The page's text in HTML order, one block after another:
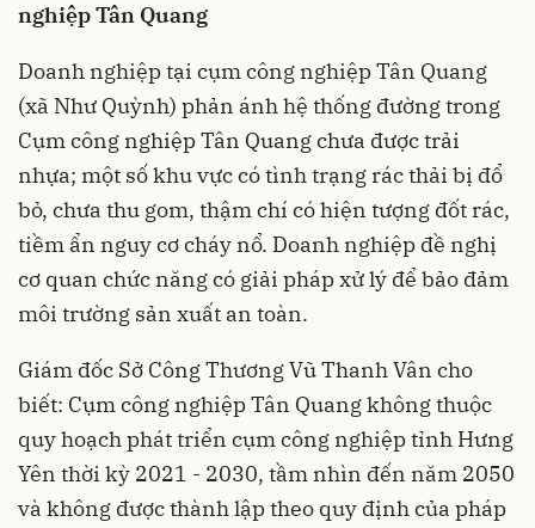
nghiệp Tân Quang
Doanh nghiệp tại cụm công nghiệp Tân Quang
(xã Như Quỳnh) phản ánh hệ thống đường trong
Cụm công nghiệp Tân Quang chưa được trải
nhựa; một số khu vực có tình trạng rác thải bị đổ
bỏ, chưa thu gom, thậm chí có hiện tượng đốt rác,
tiềm ẩn nguy cơ cháy nổ. Doanh nghiệp đề nghị
cơ quan chức năng có giải pháp xử lý để bảo đảm
môi trường sản xuất an toàn.
Giám đốc Sở Công Thương Vũ Thanh Vân cho
biết: Cụm công nghiệp Tân Quang không thuộc
quy hoạch phát triển cụm công nghiệp tỉnh Hưng
Yên thời kỳ 2021 - 2030, tầm nhìn đến năm 2050
và không được thành lập theo quy định của pháp